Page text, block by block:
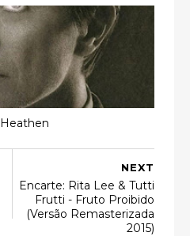
NEXT
Encarte: Rita Lee & Tutti
Frutti - Fruto Proibido
(Versão Remasterizada
2015)